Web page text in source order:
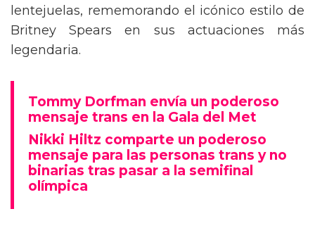
lentejuelas, rememorando el icónico estilo de
Britney Spears en sus actuaciones más
legendaria.
Tommy Dorfman envía un poderoso
mensaje trans en la Gala del Met
Nikki Hiltz comparte un poderoso
mensaje para las personas trans y no
binarias tras pasar a la semifinal
olímpica